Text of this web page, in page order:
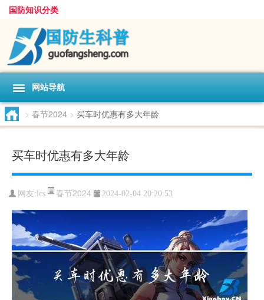
国防知识分类
网站导航
> 春节2024 > 买车时优惠有多大年龄
买车时优惠有多大年龄
网友:lcs 春节2024 2024-02-04 20:20:53